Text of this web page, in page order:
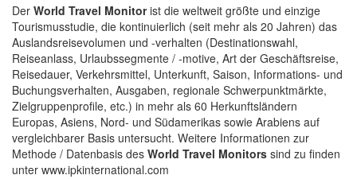
Der World Travel Monitorist die weltweit größte und einzige
Tourismusstudie, die kontinuierlich (seit mehr als 20 Jahren) das
Auslandsreisevolumen und -verhalten (Destinationswahl,
Reiseanlass, Urlaubssegmente / -motive, Art der Geschäftsreise,
Reisedauer, Verkehrsmittel, Unterkunft, Saison, Informations- und
Buchungsverhalten, Ausgaben, regionale Schwerpunktmärkte,
Zielgruppenprofile, etc.) in mehr als 60 Herkunftsländern
Europas, Asiens, Nord- und Südamerikas sowie Arabiens auf
vergleichbarer Basis untersucht. Weitere Informationen zur
Methode / Datenbasis des World Travel Monitors sind zu finden
unter www.ipkinternational.com